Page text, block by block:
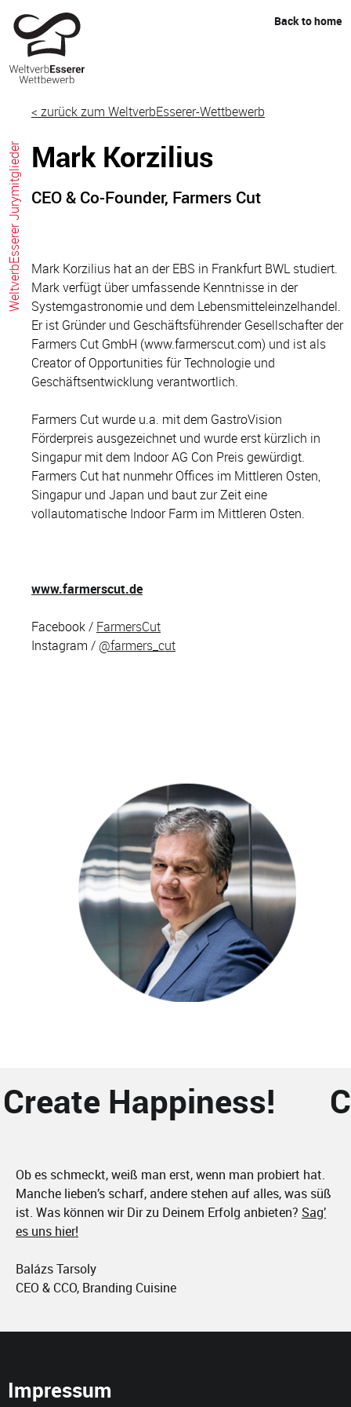
content
Back to home
WeltverbEsserer Jurymitglieder
< zurück zum WeltverbEsserer-Wettbewerb
Mark Korzilius
CEO & Co-Founder, Farmers Cut
Mark Korzilius hat an der EBS in Frankfurt BWL studiert.
Mark verfügt über umfassende Kenntnisse in der
Systemgastronomie und dem Lebensmitteleinzelhandel.
Er ist Gründer und Geschäftsführender Gesellschafter der
Farmers Cut GmbH (www.farmerscut.com) und ist als
Creator of Opportunities für Technologie und
Geschäftsentwicklung verantwortlich.
Farmers Cut wurde u.a. mit dem GastroVision
Förderpreis ausgezeichnet und wurde erst kürzlich in
Singapur mit dem Indoor AG Con Preis gewürdigt.
Farmers Cut hat nunmehr Offices im Mittleren Osten,
Singapur und Japan und baut zur Zeit eine
vollautomatische Indoor Farm im Mittleren Osten.
www.farmerscut.de
Facebook / FarmersCut
Instagram / @farmers_cut
Happiness!
Ob es schmeckt, weiß man erst, wenn man probiert hat.
Manche lieben’s scharf, andere stehen auf alles, was süß
ist. Was können wir Dir zu Deinem Erfolg anbieten? Sag’
es uns hier!
Balázs Tarsoly
CEO & CCO, Branding Cuisine
Impressum